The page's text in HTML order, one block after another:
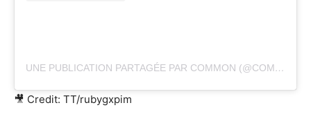
UNE PUBLICATION PARTAGÉE PAR COMMON (@COMMON.ENTERTAINMENT)
🎥 Credit: TT/rubygxpim